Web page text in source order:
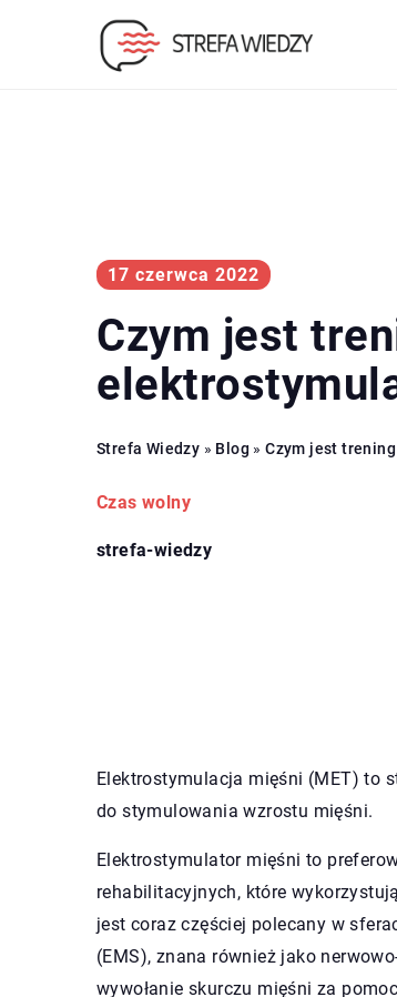
17 czerwca 2022
Czym jest
Strefa Wiedzy » Blog »Czym jest
Czas wolny
strefa-wiedzy
Elektrostymulacja mięśni (MET) to
do stymulowania wzrostu mięśni.
Elektrostymulator mięśni to
rehabilitacyjnych, które
jest coraz częściej polecany w
(EMS), znana również jako
wywołanie skurczu mięśni za